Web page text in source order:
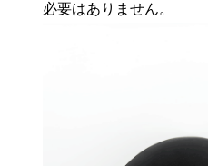
必要はありません。